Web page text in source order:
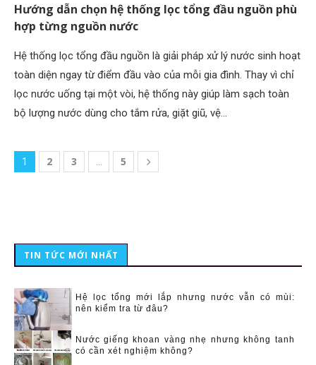
Hướng dẫn chọn hệ thống lọc tổng đầu nguồn phù
hợp từng nguồn nước
Hệ thống lọc tổng đầu nguồn là giải pháp xử lý nước sinh hoạt
toàn diện ngay từ điểm đầu vào của mỗi gia đình. Thay vì chỉ
lọc nước uống tại một vòi, hệ thống này giúp làm sạch toàn
bộ lượng nước dùng cho tắm rửa, giặt giũ, vệ…
1 2 3 5
TIN TỨC MỚI NHẤT
Hệ lọc tổng mới lắp nhưng nước vẫn có mùi:
nên kiểm tra từ đâu?
Nước giếng khoan vàng nhẹ nhưng không tanh
có cần xét nghiệm không?